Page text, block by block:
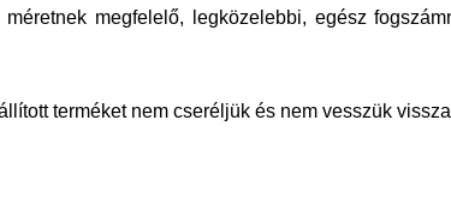
megfelelő, legközelebbi, egész
terméket nem cseréljük és nem vesszük